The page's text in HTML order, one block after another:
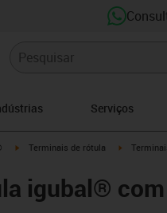
Serviços
igus-icon-arrow-right
Terminais de rótula igus-icon-
igubal®